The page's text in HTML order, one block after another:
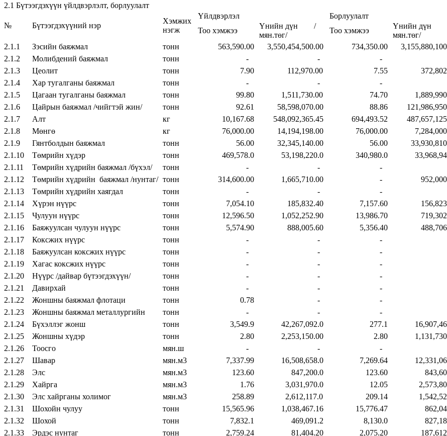
2.1 Бүтээгдэхүүн үйлдвэрлэлт, борлуулалт
№ Бүтээгдэхүүний нэр
Хэмжих
нэгж
Үйлдвэрлэл
Борлуулалт
Тоо хэмжээ
Үнийн дүн /
мян.төг/
Тоо хэмжээ
Үнийн дүн
мян.төг/
2.1.1
Зэсийн баяжмал тонн 563,590.00 3,550,454,500.00 734,350.00
2.1.2
Молибдений баяжмал тонн - - -
2.1.3
Цеолит тонн 7.90 112,970.00 7.55
2.1.4
Хар тугалганы баяжмал тонн - - -
2.1.5
Цагаан тугалганы баяжмал тонн 99.80 1,511,730.00 74.70
2.1.6
Цайрын баяжмал /чийгтэй жин/ тонн 92.61 58,598,070.00 88.86
2.1.7
Алт кг 10,167.68 548,092,365.45 694,493.52
2.1.8
Мөнгө кг 76,000.00 14,194,198.00 76,000.00
2.1.9
Гянтболдын баяжмал тонн 56.00 32,345,140.00 56.00
2.1.10
Төмрийн хүдэр тонн 469,578.0 53,198,220.0 340,980.0
2.1.11
Төмрийн хүдрийн баяжмал /бүхэл/ тонн - - -
2.1.12
Төмрийн хүдрийн баяжмал /нунтаг/ тонн 314,600.00 1,665,710.00 -
2.1.13
Төмрийн хүдрийн хаягдал тонн - - -
2.1.14
Хүрэн нүүрс тонн 7,054.10 185,832.40 7,157.60
2.1.15
Чулуун нүүрс тонн 12,596.50 1,052,252.90 13,986.70
2.1.16
Баяжуулсан чулуун нүүрс тонн 5,574.90 888,005.60 5,356.40
2.1.17
Коксжих нүүрс тонн - - -
2.1.18
Баяжуулсан коксжих нүүрс тонн - - -
2.1.19
Хагас коксжих нүүрс тонн - - -
2.1.20
Нүүрс /дайвар бүтээгдэхүүн/ тонн - - -
2.1.21
Давирхай тонн - - -
2.1.22
Жоншны баяжмал флотаци тонн 0.78 - -
2.1.23
Жоншны баяжмал металлургийн тонн - - -
2.1.24
Бүхэллэг жонш тонн 3,549.9 42,267,092.0 277.1
2.1.25
Жоншны хүдэр тонн 2.80 2,253,150.00 2.80
2.1.26
Тоосго мян.ш - - -
2.1.27
Шавар мян.м3 7,337.99 16,508,658.0 7,269.64
2.1.28
Элс мян.м3 123.60 847,200.0 123.60
2.1.29
Хайрга мян.м3 1.76 3,031,970.0 12.05
2.1.30
Элс хайрганы холимог мян.м3 258.89 2,612,117.0 209.14
2.1.31
Шохойн чулуу тонн 15,565.96 1,038,467.16 15,776.47
2.1.32
Шохой тонн 7,832.1 469,091.2 8,130.0
2.1.33
Эрдэс нунтаг тонн 2,759.24 81,404.20 2,075.20